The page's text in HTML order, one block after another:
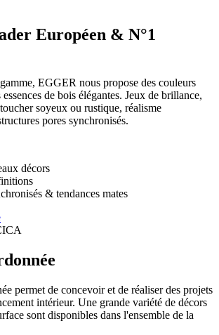
Européen & N°1
EGGER nous propose des couleurs
de bois élégantes. Jeux de brillance,
soyeux ou rustique, réalisme
pores synchronisés.
décors
& tendances mates
permet de concevoir et de réaliser des projets
intérieur. Une grande variété de décors
sont disponibles dans l'ensemble de la